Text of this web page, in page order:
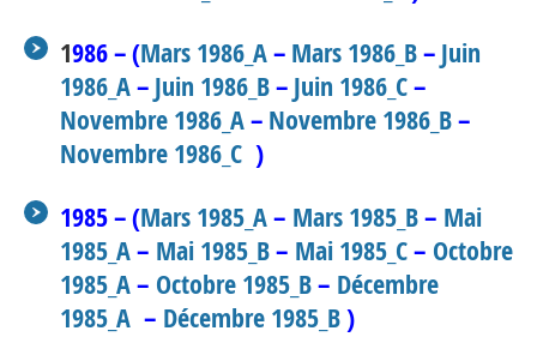
1986 – (Mars 1986_A– Mars 1986_B– Juin
1986_A– Juin 1986_B– Juin 1986_C–
Novembre 1986_A– Novembre 1986_B–
Novembre 1986_C )
1985 – (Mars 1985_A– Mars 1985_B– Mai
1985_A– Mai 1985_B– Mai 1985_C– Octobre
1985_A– Octobre 1985_B– Décembre
1985_A – Décembre 1985_B)